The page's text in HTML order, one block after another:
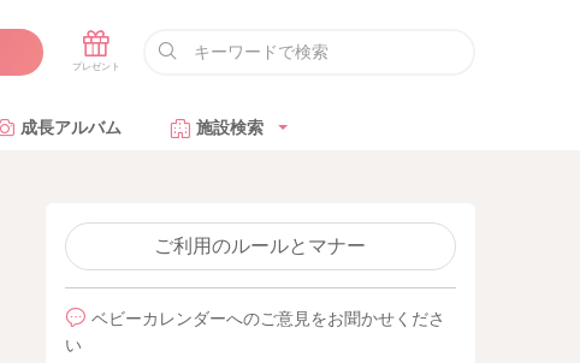
成長アルバム 施設検索
ご利用のルールとマナー
ベビーカレンダーへのご意見をお聞かせくださ
い